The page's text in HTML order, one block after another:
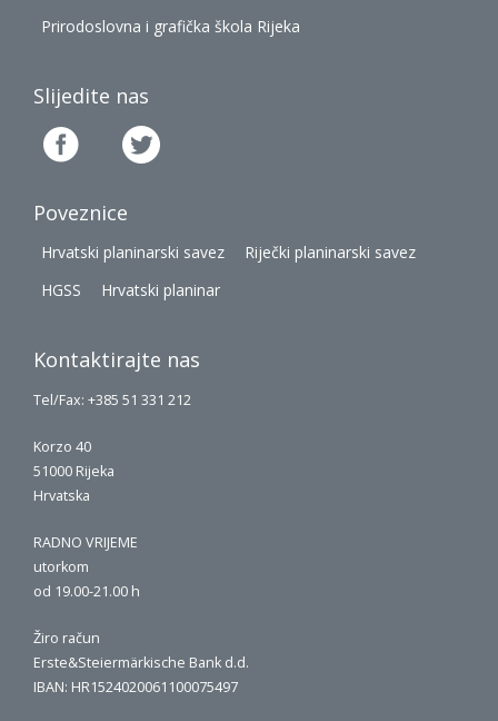
Prirodoslovna i grafička škola Rijeka
Slijedite nas
Poveznice
Hrvatski planinarski savez
Riječki planinarski savez
HGSS
Hrvatski planinar
Kontaktirajte nas
Tel/Fax: +385 51 331 212
Korzo 40
51000 Rijeka
Hrvatska
RADNO VRIJEME
utorkom
od 19.00-21.00 h
Žiro račun
Erste&Steiermärkische Bank d.d.
IBAN: HR1524020061100075497